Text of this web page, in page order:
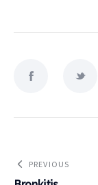
PREVIOUS